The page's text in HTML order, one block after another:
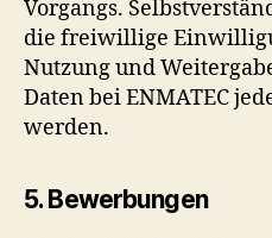
Vorgangs.
die freiwillige
Nutzung und
Daten bei ENMATEC
werden.
5. Bewerbungen